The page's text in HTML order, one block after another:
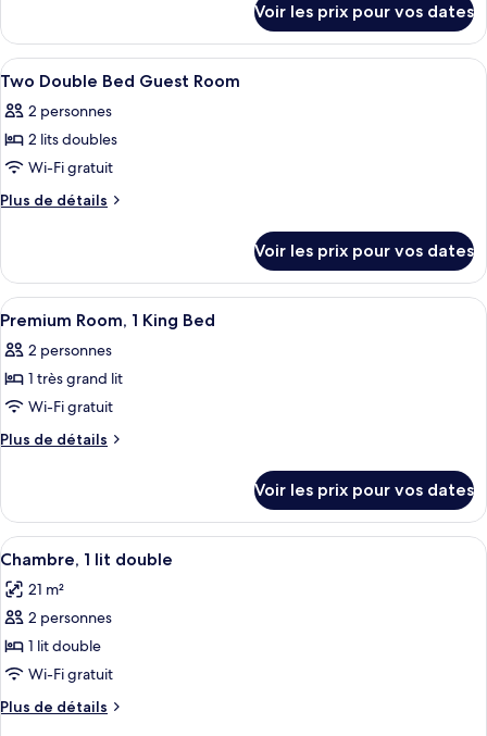
chambre :
Double
Accessible
Guest
Room
le
type
de
Double
Accessible
Room
Voir les prix pour vos dates
Afficher
toutes
les
photos
pour
ce
chambre :
Two
Double
Bed
Guest
Room
Une chambre d’hôtel avec deux
16
Two Double Bed Guest Room
2 personnes
2 lits doubles
Wi-Fi gratuit
Plus de détails
Plus
le
type
de
Two
Double
Guest
Room
Voir les prix pour vos dates
Afficher
toutes
les
photos
pour
ce
chambre :
Premium
Room,
1
King
Bed
Une chambre d’hôtel comprenant
8
Premium Room, 1 King Bed
2 personnes
1 très grand lit
Wi-Fi gratuit
Plus de détails
Plus
le
type
de
Premium
Room,
King
Bed
Voir les prix pour vos dates
Afficher
toutes
les
photos
pour
ce
type
de
Une chambre d’hôtel avec un grand
11
Chambre, 1 lit double
21 m²
2 personnes
1 lit double
Wi-Fi gratuit
Plus de détails
Plus